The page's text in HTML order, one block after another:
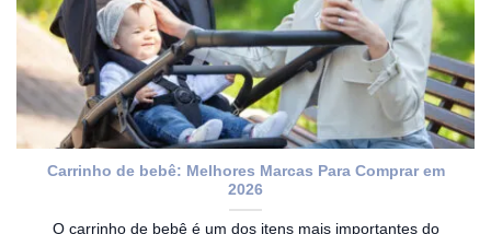
Carrinho de bebê: Melhores Marcas Para Comprar em
2026
O carrinho de bebê é um dos itens mais importantes do